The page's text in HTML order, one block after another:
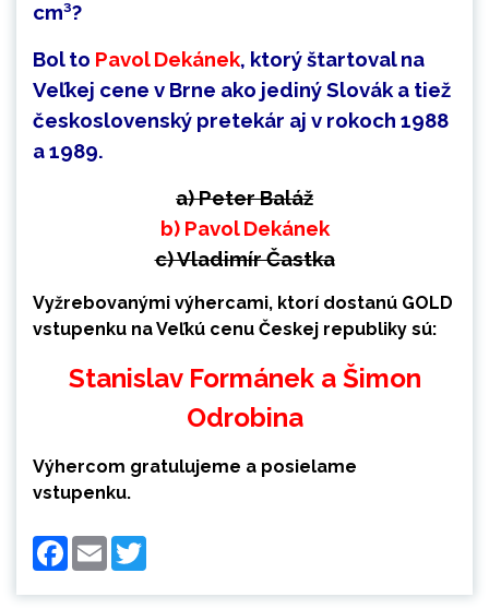
cm³?
Bol to Pavol Dekánek, ktorý štartoval na
Veľkej cene v Brne ako jediný Slovák a tiež
československý pretekár aj v rokoch 1988
a 1989.
a) Peter Baláž
b) Pavol Dekánek
c) Vladimír Častka
Vyžrebovanými výhercami, ktorí dostanú GOLD
vstupenku na Veľkú cenu Českej republiky sú:
Stanislav Formánek a Šimon
Odrobina
Výhercom gratulujeme a posielame
vstupenku.
Facebook
Email